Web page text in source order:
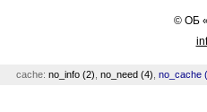
©ОБ
cache: no_info (2) no_need (4) no_cache